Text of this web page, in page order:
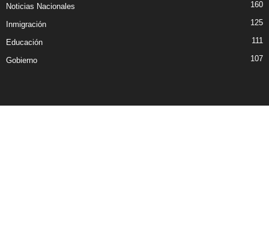
Noticias Nacionales 160
Inmigración 125
Educación 111
Gobierno 107